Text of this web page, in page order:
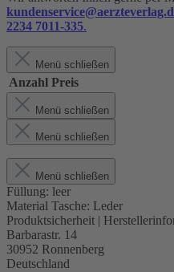
2234 7011-335.
Menü schließen
Anzahl Preis
Menü schließen
Menü schließen
Menü schließen
Füllung: leer
Material Tasche: Leder
Produktsicherheit |
Barbarastr. 14
30952 Ronnenberg
Deutschland